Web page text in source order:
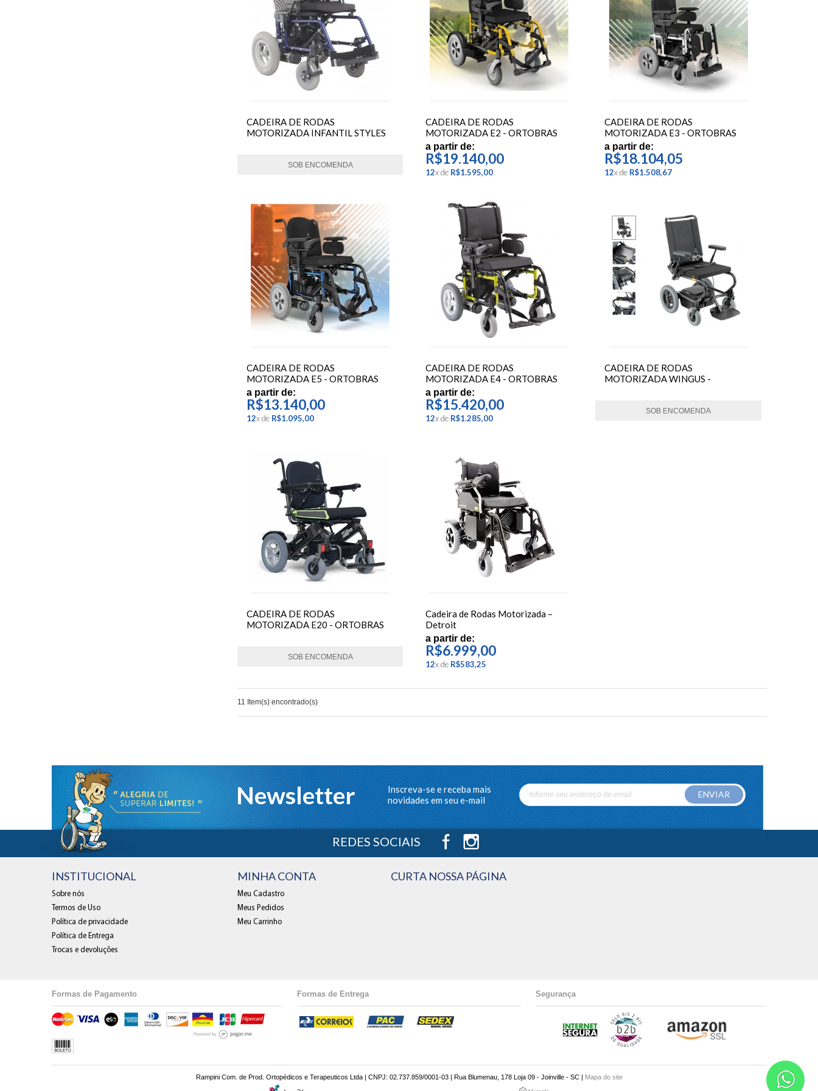
CADEIRA DE RODAS
MOTORIZADA INFANTIL STYLES
SOB ENCOMENDA
CADEIRA DE RODAS
MOTORIZADA E2 - ORTOBRAS
a partir de:
R$19.140,00
12xde R$1.595,00
CADEIRA DE RODAS
MOTORIZADA E3 - ORTOBRAS
a partir de:
R$18.104,05
12xde R$1.508,67
CADEIRA DE RODAS
MOTORIZADA E5 - ORTOBRAS
a partir de:
R$13.140,00
12xde R$1.095,00
CADEIRA DE RODAS
MOTORIZADA E4 - ORTOBRAS
a partir de:
R$15.420,00
12xde R$1.285,00
CADEIRA DE RODAS
MOTORIZADA WINGUS -
SOB ENCOMENDA
CADEIRA DE RODAS
MOTORIZADA E20 - ORTOBRAS
SOB ENCOMENDA
Cadeira de Rodas Motorizada –
Detroit
a partir de:
R$6.999,00
12xde R$583,25
11 Item(s) encontrado(s)
Newsletter
Inscreva-se e receba mais
novidades em seu e-mail
ENVIAR
REDES SOCIAIS
INSTITUCIONAL
Sobre nós
Termos de Uso
Política de privacidade
Política de Entrega
Trocas e devoluções
MINHA CONTA
Meu Cadastro
Meus Pedidos
Meu Carrinho
CURTA NOSSA PÁGINA
Formas de Pagamento Formas de Entrega Segurança
Rampini Com. de Prod. Ortopédicos e Terapeuticos Ltda | CNPJ: 02.737.859/0001-03 | Rua Blumenau, 178 Loja 09 - Joinville - SC | Mapa do site